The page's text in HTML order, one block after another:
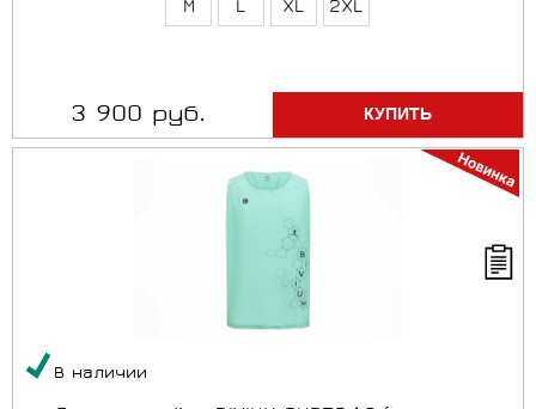
M L XL 2XL
3 900 руб.
В наличии